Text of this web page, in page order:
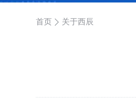
首页 关于西辰